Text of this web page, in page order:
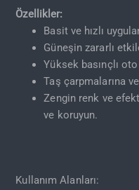
Özellikler:
Basit ve hızlı
Güneşin zararlı
Yüksek basınçlı oto
Taş çarpmalarına
Zengin renk ve
ve koruyun.
Kullanım Alanları: